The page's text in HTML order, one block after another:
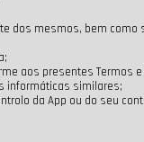
dos mesmos, bem
aos presentes Termos e
informáticas similares;
da App ou do seu